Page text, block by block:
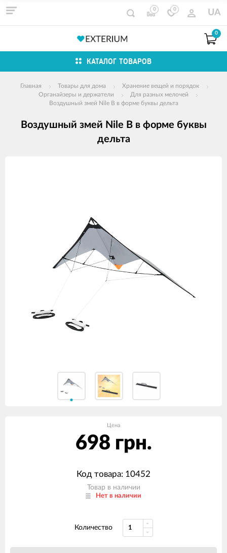
0 0 UA
0
КАТАЛОГ ТОВАРОВ
Главная Товары для дома
Хранение вещей и порядок
Органайзеры и держатели
Для разных мелочей
Воздушный змей Nile B в форме буквы дельта
Воздушный змей Nile B в форме буквы
дельта
Цена
698 грн.
Код товара: 10452
Товар в наличии
Нет в наличии
Количество